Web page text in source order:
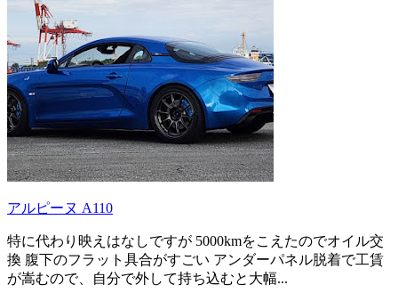
アルピーヌ A110
特に代わり映えはなしですが 5000kmをこえたのでオイル交
換 腹下のフラット具合がすごい アンダーパネル脱着で工賃
が嵩むので、自分で外して持ち込むと大幅...